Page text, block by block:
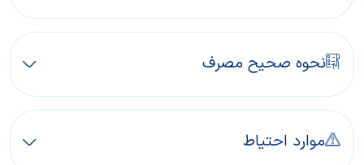
نحوه صحیح مصرف
موارد احتیاط